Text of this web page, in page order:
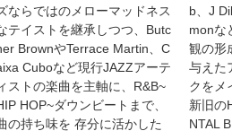
ならではのメローマッドネス
テイストを継承しつつ、Butc
BrownやTerrace Martin、C
Cuboなど現行JAZZアーテ
ストの楽曲を主軸に、R&B~
HOP~ダウンビートまで、
の持ち味を 存分に活かした
b、J
monな
観の形
与えた
クをメ
新旧の
NTAL